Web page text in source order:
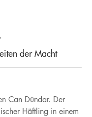
der Macht
Can Dündar. Der
Häftling in einem